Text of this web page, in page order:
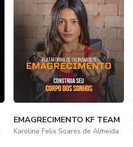
EMAGRECIMENTO KF TEAM
Karoline Felix Soares de Almeida